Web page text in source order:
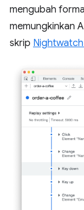
mengubah
memungkinkan
skrip